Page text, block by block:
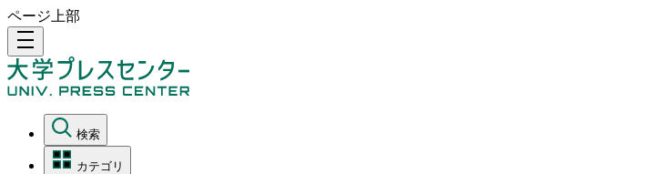
ページ上部
density_medium
検索
カテゴリ